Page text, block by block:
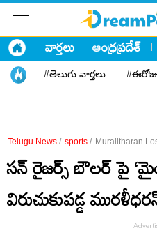
వార్తలు ఆంధ్రప్రదేశ్
#తెలుగు వార్తలు
Telugu News / sports / Muralitharan
సన్ రైజర్స్ బౌలర్ పై
విరుచుకుపడ్డ